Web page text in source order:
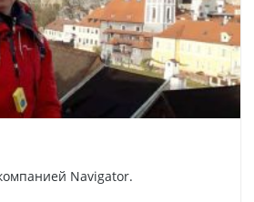
Navigator.